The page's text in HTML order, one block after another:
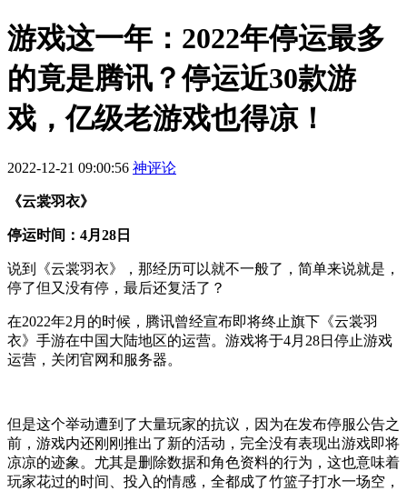
游戏这一年：2022年停运最多
的竟是腾讯？停运近30款游
戏，亿级老游戏也得凉！
2022-12-21 09:00:56 神评论
《云裳羽衣》
停运时间：4月28日
说到《云裳羽衣》，那经历可以就不一般了，简单来说就是，
停了但又没有停，最后还复活了？
在2022年2月的时候，腾讯曾经宣布即将终止旗下《云裳羽
衣》手游在中国大陆地区的运营。游戏将于4月28日停止游戏
运营，关闭官网和服务器。
但是这个举动遭到了大量玩家的抗议，因为在发布停服公告之
前，游戏内还刚刚推出了新的活动，完全没有表现出游戏即将
凉凉的迹象。尤其是删除数据和角色资料的行为，这也意味着
玩家花过的时间、投入的情感，全都成了竹篮子打水一场空，